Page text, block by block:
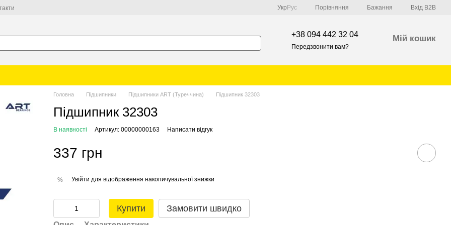
Укр Рус Порівняння Бажання Вхід B2B
+38 094 442 32 04
Передзвонити вам?
Мій кошик
Головна Підшипники Підшипники ART (Туреччина) Підшипник 32303
Підшипник 32303
В наявності Артикул: 00000000163 Написати відгук
337 грн
% Увійти для відображення накопичувальної знижки
Купити Замовити швидко